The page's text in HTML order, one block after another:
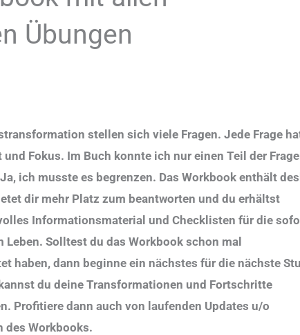
Übungen
stellen sich viele Fragen. Jede Frage
und Fokus. Im Buch konnte ich nur einen Teil der
ich musste es begrenzen. Das Workbook enthält
dir mehr Platz zum beantworten und du erhältst
Informationsmaterial und Checklisten für die
Leben. Solltest du das Workbook schon mal
haben, dann beginne ein nächstes für die nächste
du deine Transformationen und Fortschritte
Profitiere dann auch von laufenden Updates u/o
des Workbooks.